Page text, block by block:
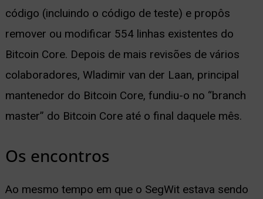
código (incluindo o código de teste) e propôs
remover ou modificar 554 linhas existentes do
Bitcoin Core. Depois de mais revisões de vários
colaboradores, Wladimir van der Laan, principal
mantenedor do Bitcoin Core, fundiu-o no “branch
master” do Bitcoin Core até o final daquele mês.
Os encontros
Ao mesmo tempo em que o SegWit estava sendo